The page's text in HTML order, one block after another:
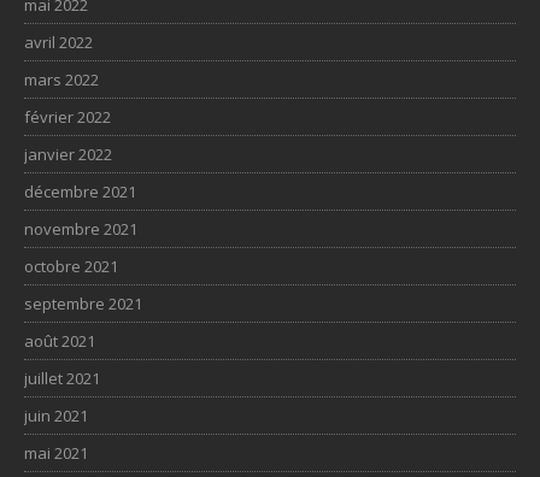
mai 2022
avril 2022
mars 2022
février 2022
janvier 2022
décembre 2021
novembre 2021
octobre 2021
septembre 2021
août 2021
juillet 2021
juin 2021
mai 2021